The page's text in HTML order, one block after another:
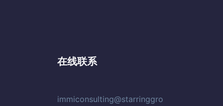
在线联系
immiconsulting@starringgro